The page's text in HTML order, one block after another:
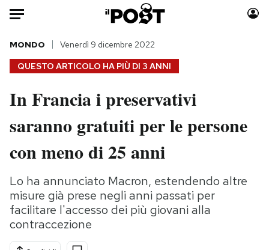
Auto
HOME
Italia
Politica
Tecnologia
Scienza
Cultura
Economia
Sport
Moda
Consumismi
Storie/Idee
Media
Europa
QUESTO ARTICOLO HA PIÙ DI 3 ANNI
MONDO Venerdì 9 dicembre 2022
In Francia i preservativi
saranno gratuiti per le persone
con meno di 25 anni
Lo ha annunciato Macron, estendendo altre
misure già prese negli anni passati per
facilitare l'accesso dei più giovani alla
contraccezione